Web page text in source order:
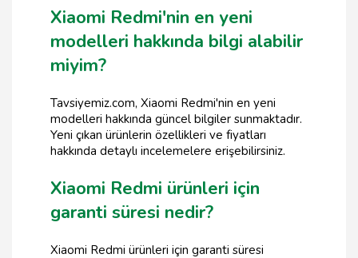
Xiaomi Redmi'nin en yeni
modelleri hakkında bilgi alabilir
miyim?
Tavsiyemiz.com, Xiaomi Redmi'nin en yeni
modelleri hakkında güncel bilgiler sunmaktadır.
Yeni çıkan ürünlerin özellikleri ve fiyatları
hakkında detaylı incelemelere erişebilirsiniz.
Xiaomi Redmi ürünleri için
garanti süresi nedir?
Xiaomi Redmi ürünleri için garanti süresi